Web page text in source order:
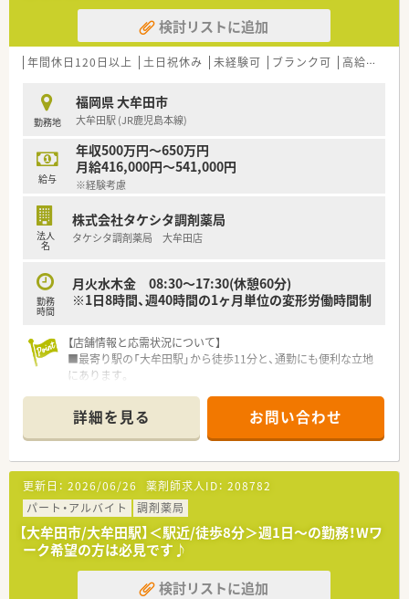
【募集背景と求める人物像について】
■組織の体制強化や欠員補充を目的として、新しい正社員の薬剤
師を急募しており、まずは気軽にご相談いただけます。
■年齢や性別を問わず調剤業務に意欲的で、周囲のスタッフと円
■新卒や第二新卒をはじめ、未経験から意欲的に新しい知識やス
キルを吸収していきたいという若い世代の方も大歓迎です。
【法人特徴について】
■福岡県を中心に20店舗以上の調剤薬局を広く展開しており、
安定した基盤を持ちながら今もなお成長を続ける法人です。
■40代の温厚な男性薬剤師が代表を務めており、全店舗へのヘ
■全域をカバーするラウンダーが4名在籍しているため、各店舗
における人員のサポート体制が非常に充実しています。
【求人情報について】
■正社員としての雇用形態となり、これまでの経験やスキルを十
分に考慮したうえで適切な条件が提示される仕組みです。
600万円以上の高待遇を目指すことが可能な環境です。
■各種手当として30時間分の固定残業代が含まれており、超過
分に関しては別途しっかり支給されるため安心です。
検討リストに追加
年間休日120日以上 土日祝休み 未経験可 ブランク可 高給与(600万円以上)
勤務地
福岡県 大牟田市
大牟田駅 (JR鹿児島本線)
給与
年収500万円～650万円
月給416,000円～541,000円
※経験考慮
法人
名
株式会社タケシタ調剤薬局
タケシタ調剤薬局 大牟田店
勤務
時間
月火水木金 08:30～17:30(休憩60分)
※1日8時間、週40時間の1ヶ月単位の変形労働時間制
【店舗情報と応需状況について】
■最寄り駅の「大牟田駅」から徒歩11分と、通勤にも便利な立地
にあります。
しております。
■薬剤師は4～5名体制で協力し合っています。
【法人特徴について】
■九州地方と関東に40店舗を展開し、地域医療への貢献を続け
る薬局チェーンです。
■「患者様のための患者様中心の薬局」という理念を掲げ、心に
寄り添う医療を追求します。
■大型総合病院の門前を中心に店舗展開し、薬剤師として専門性
を高められる環境です。
■1店舗あたりの売上は全国平均の約3.7倍と経営も安定してお
ります（全国平均1憶3千万）
詳細を見る お問い合わせ
更新日： 2026/06/26 薬剤師求人ID： 208782
パート・アルバイト
調剤薬局
【大牟田市/大牟田駅】＜駅近/徒歩8分＞週1日～の勤務！Wワ
ーク希望の方は必見です♪
検討リストに追加